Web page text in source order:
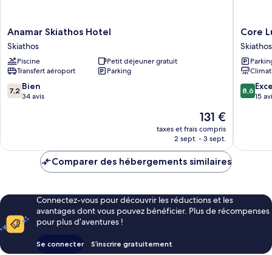
Anamar
Skiathos
Hotel
Skiathos
Anamar Skiathos Hotel
Skiathos
Piscine
Petit déjeuner gratuit
Transfert aéroport
Parking
7.2
sur
7,2 Bien
34 avis
Le
nouveau
prix
de
131 €
taxes et frais compris
2 sept. - 3 sept.
Core
Luxury
Suites
Skiathos
Core
Skiathos
8.6
sur
8,6
15
Comparer des hébergements similaires
Connectez-vous pour découvrir les réductions et les
avantages dont vous pouvez bénéficier. Plus de récompenses
pour plus d’aventures !
Se connecter S’inscrire gratuitement